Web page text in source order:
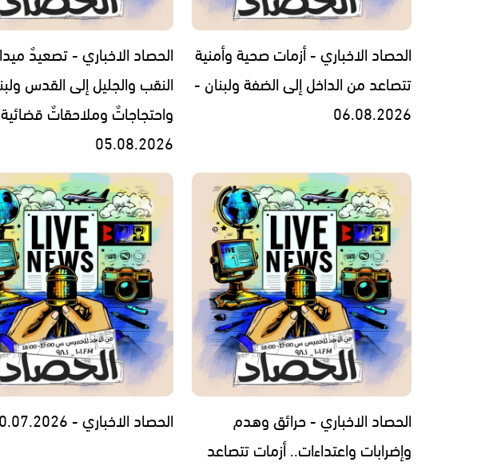
الحصاد الاخباري - أزمات صحية وأمنية
تتصاعد من الداخل إلى الضفة ولبنان -
06.08.2026
الحصاد الاخباري - تصعيدٌ
النقب والجليل إلى القدس
واحتجاجاتٌ وملاحقاتٌ
05.08.2026
الحصاد الاخباري - حرائق وهدم
وإضرابات واعتداءات.. أزمات تتصاعد
الحصاد الاخباري - 30.07.2026